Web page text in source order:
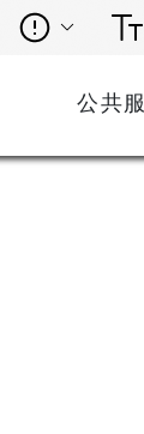
公共